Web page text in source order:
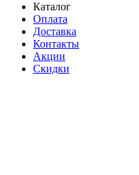
Каталог
Оплата
Доставка
Контакты
Акции
Скидки